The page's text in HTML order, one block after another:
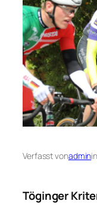
Verfasst vonadminin
Töginger